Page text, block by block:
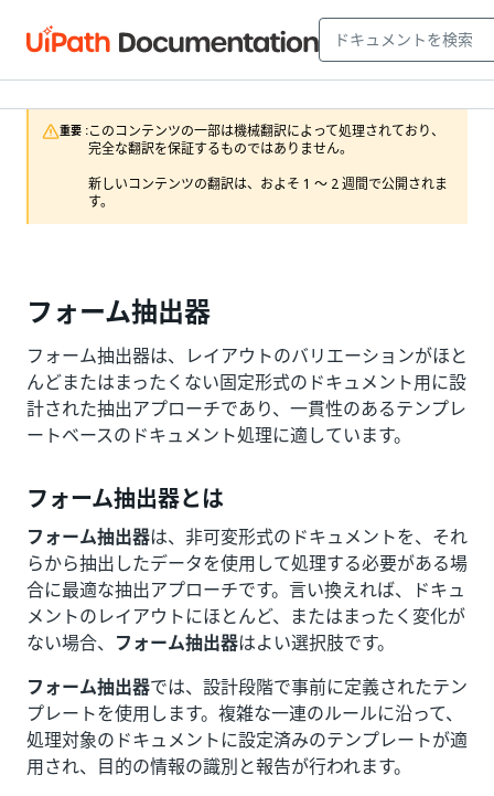
重要 :このコンテンツの一部は機械翻訳によって処理されており、
完全な翻訳を保証するものではありません。
新しいコンテンツの翻訳は、およそ 1 ～ 2 週間で公開されま
す。
フォーム抽出器
フォーム抽出器は、レイアウトのバリエーションがほと
んどまたはまったくない固定形式のドキュメント用に設
計された抽出アプローチであり、一貫性のあるテンプレ
ートベースのドキュメント処理に適しています。
フォーム抽出器とは
フォーム抽出器は、非可変形式のドキュメントを、それ
らから抽出したデータを使用して処理する必要がある場
合に最適な抽出アプローチです。言い換えれば、ドキュ
メントのレイアウトにほとんど、またはまったく変化が
ない場合、 フォーム抽出器はよい選択肢です。
フォーム抽出器では、設計段階で事前に定義されたテン
プレートを使用します。複雑な一連のルールに沿って、
処理対象のドキュメントに設定済みのテンプレートが適
用され、目的の情報の識別と報告が行われます。